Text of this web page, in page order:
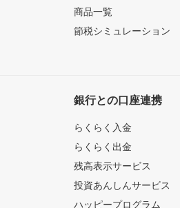
商品一覧
節税シミュレーション
銀行との口座連携
らくらく入金
らくらく出金
残高表示サービス
投資あんしんサービス
ハッピープログラム